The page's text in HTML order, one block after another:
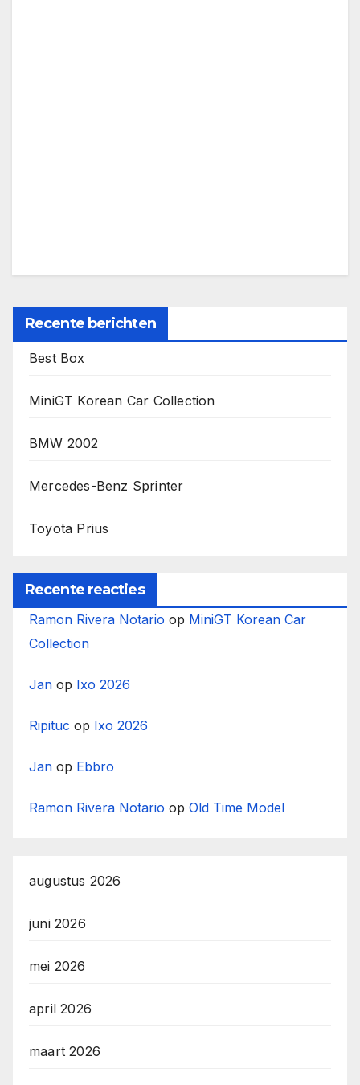
Recente berichten
Best Box
MiniGT Korean Car Collection
BMW 2002
Mercedes-Benz Sprinter
Toyota Prius
Recente reacties
Ramon Rivera Notario op MiniGT Korean Car
Collection
Jan op Ixo 2026
Ripituc op Ixo 2026
Jan op Ebbro
Ramon Rivera Notario op Old Time Model
augustus 2026
juni 2026
mei 2026
april 2026
maart 2026